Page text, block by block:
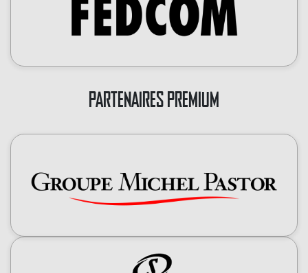
PARTENAIRES PREMIUM